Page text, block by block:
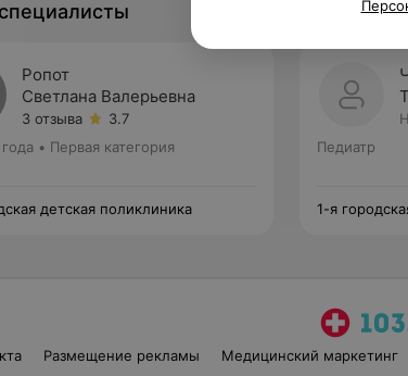
Ропот
Светлана Валерьевна
3 отзыва
3.7
• Первая категория
детская поликлиника
Педиатр
1-я
Размещение рекламы Медицинский маркетинг